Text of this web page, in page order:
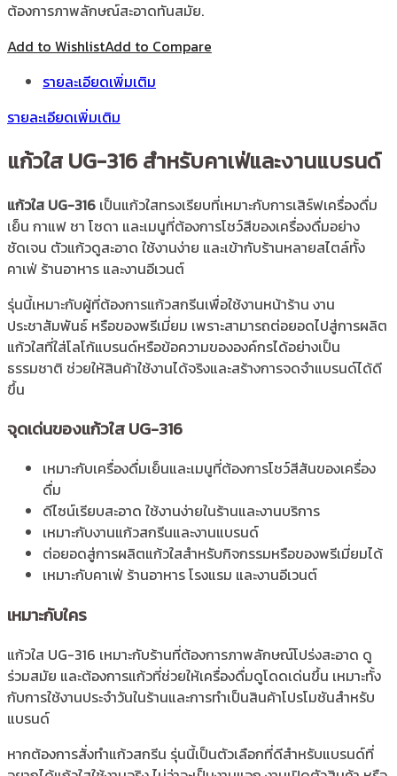
ต้องการภาพลักษณ์สะอาดทันสมัย.
Add to WishlistAdd to Compare
รายละเอียดเพิ่มเติม
รายละเอียดเพิ่มเติม
แก้วใส UG-316 สำหรับคาเฟ่และงานแบรนด์
แก้วใส UG-316 เป็นแก้วใสทรงเรียบที่เหมาะกับการเสิร์ฟเครื่องดื่ม
เย็น กาแฟ ชา โซดา และเมนูที่ต้องการโชว์สีของเครื่องดื่มอย่าง
ชัดเจน ตัวแก้วดูสะอาด ใช้งานง่าย และเข้ากับร้านหลายสไตล์ทั้ง
คาเฟ่ ร้านอาหาร และงานอีเวนต์
รุ่นนี้เหมาะกับผู้ที่ต้องการแก้วสกรีนเพื่อใช้งานหน้าร้าน งาน
ประชาสัมพันธ์ หรือของพรีเมี่ยม เพราะสามารถต่อยอดไปสู่การผลิต
แก้วใสที่ใส่โลโก้แบรนด์หรือข้อความขององค์กรได้อย่างเป็น
ธรรมชาติ ช่วยให้สินค้าใช้งานได้จริงและสร้างการจดจำแบรนด์ได้ดี
ขึ้น
จุดเด่นของแก้วใส UG-316
เหมาะกับเครื่องดื่มเย็นและเมนูที่ต้องการโชว์สีสันของเครื่อง
ดื่ม
ดีไซน์เรียบสะอาด ใช้งานง่ายในร้านและงานบริการ
เหมาะกับงานแก้วสกรีนและงานแบรนด์
ต่อยอดสู่การผลิตแก้วใสสำหรับกิจกรรมหรือของพรีเมี่ยมได้
เหมาะกับคาเฟ่ ร้านอาหาร โรงแรม และงานอีเวนต์
เหมาะกับใคร
แก้วใส UG-316 เหมาะกับร้านที่ต้องการภาพลักษณ์โปร่งสะอาด ดู
ร่วมสมัย และต้องการแก้วที่ช่วยให้เครื่องดื่มดูโดดเด่นขึ้น เหมาะทั้ง
กับการใช้งานประจำวันในร้านและการทำเป็นสินค้าโปรโมชันสำหรับ
แบรนด์
หากต้องการสั่งทำแก้วสกรีน รุ่นนี้เป็นตัวเลือกที่ดีสำหรับแบรนด์ที่